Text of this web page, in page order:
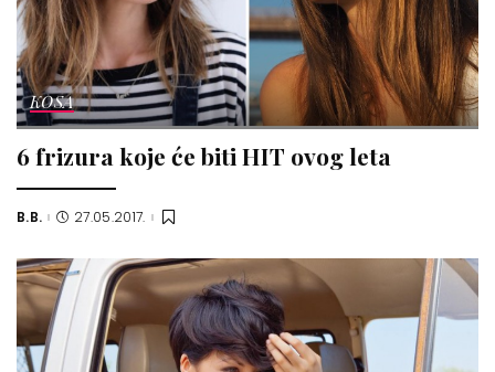
KOSA
6 frizura koje će biti HIT ovog leta
Posted
B.B. 27.05.2017.